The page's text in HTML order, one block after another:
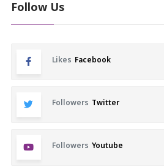
Follow Us
Likes Facebook
Followers Twitter
Followers Youtube